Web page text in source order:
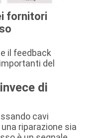
fornitori
il feedback
del
di
cavi
riparazione sia